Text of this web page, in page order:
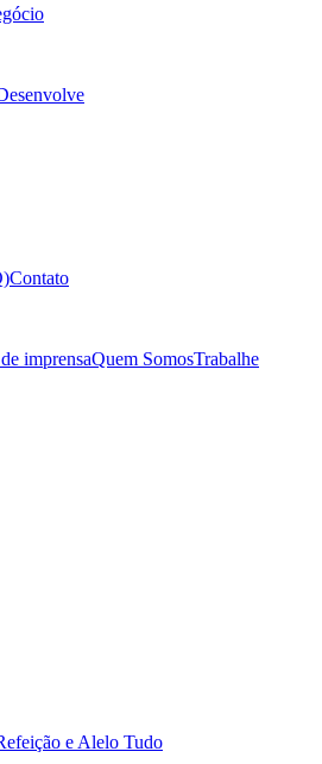
Contato
imprensaQuem SomosTrabalhe
e Alelo Tudo